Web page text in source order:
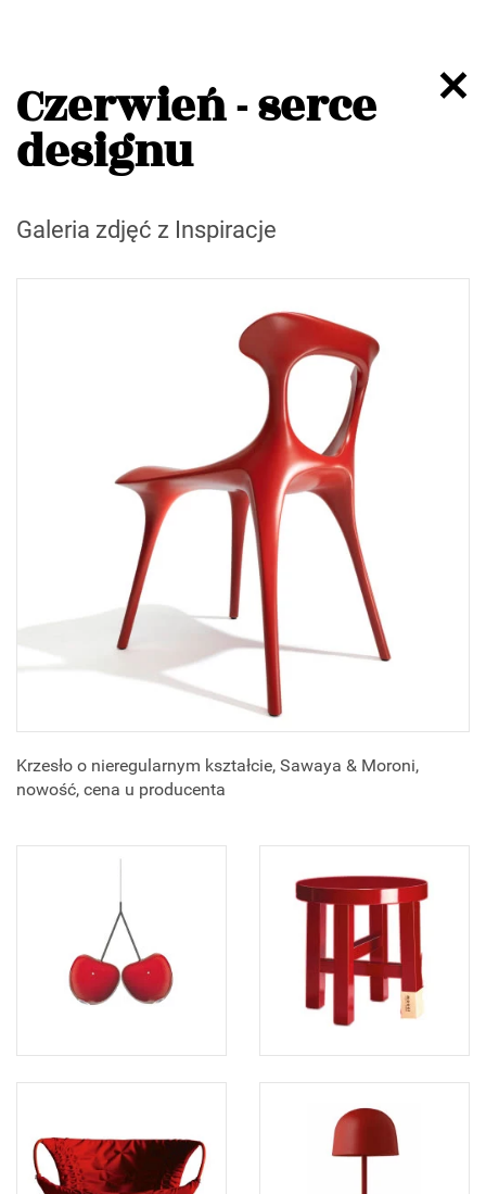
Czerwień - serce
designu
Galeria zdjęć z Inspiracje
Krzesło o nieregularnym kształcie, Sawaya & Moroni,
nowość, cena u producenta